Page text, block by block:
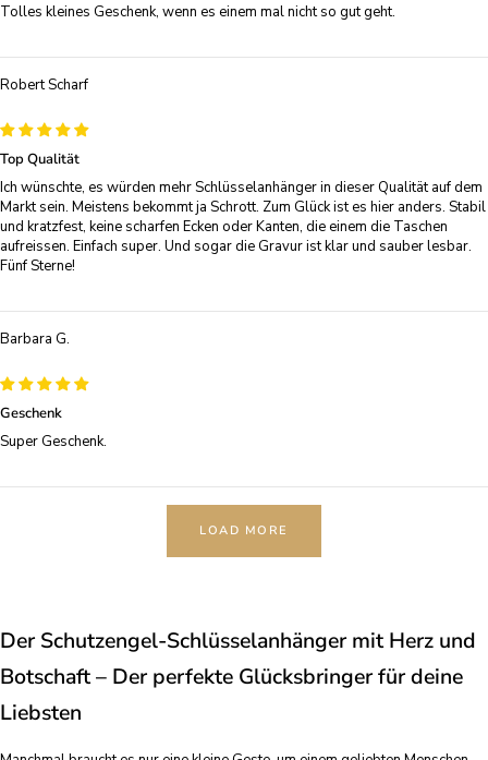
Tolles kleines Geschenk, wenn es einem mal nicht so gut geht.
Robert Scharf
Top Qualität
Ich wünschte, es würden mehr Schlüsselanhänger in dieser Qualität auf dem
Markt sein. Meistens bekommt ja Schrott. Zum Glück ist es hier anders. Stabil
und kratzfest, keine scharfen Ecken oder Kanten, die einem die Taschen
aufreissen. Einfach super. Und sogar die Gravur ist klar und sauber lesbar.
Fünf Sterne!
Barbara G.
Geschenk
Super Geschenk.
LOAD MORE
Der Schutzengel-Schlüsselanhänger mit Herz und
Botschaft – Der perfekte Glücksbringer für deine
Liebsten